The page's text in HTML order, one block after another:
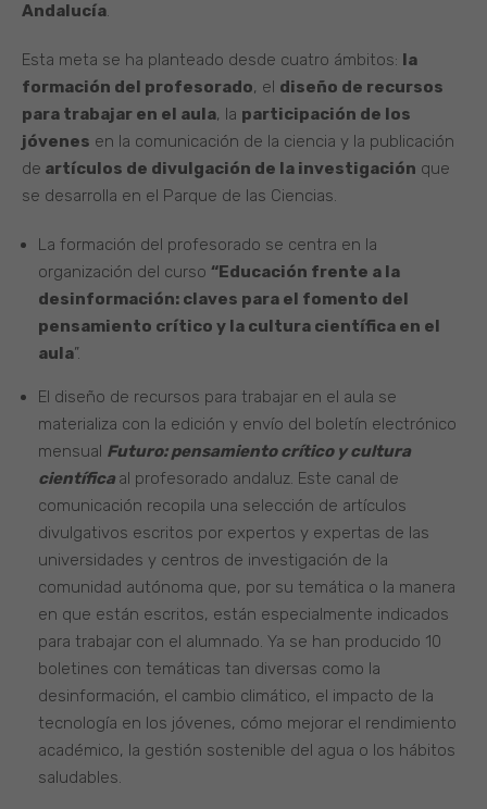
Andalucía.
Esta meta se ha planteado desde cuatro ámbitos: la
formación del profesorado, el diseño de recursos
para trabajar en el aula, la participación de los
jóvenes en la comunicación de la ciencia y la publicación
de artículos de divulgación de la investigación que
se desarrolla en el Parque de las Ciencias.
La formación del profesorado se centra en la
organización del curso “Educación frente a la
desinformación: claves para el fomento del
pensamiento crítico y la cultura científica en el
aula”.
El diseño de recursos para trabajar en el aula se
materializa con la edición y envío del boletín electrónico
mensual Futuro: pensamiento crítico y cultura
científica al profesorado andaluz. Este canal de
comunicación recopila una selección de artículos
divulgativos escritos por expertos y expertas de las
universidades y centros de investigación de la
comunidad autónoma que, por su temática o la manera
en que están escritos, están especialmente indicados
para trabajar con el alumnado. Ya se han producido 10
boletines con temáticas tan diversas como la
desinformación, el cambio climático, el impacto de la
tecnología en los jóvenes, cómo mejorar el rendimiento
académico, la gestión sostenible del agua o los hábitos
saludables.